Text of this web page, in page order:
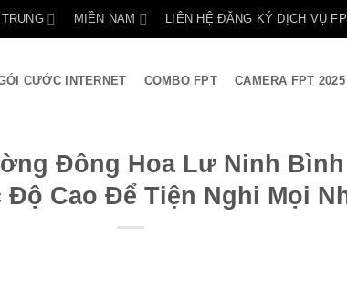
MIỀN NAM LIÊN HỆ ĐĂNG KÝ DỊCH VỤ
CƯỚC INTERNET COMBO FPT CAMERA FPT 2025
Đông Hoa Lư Ninh
Độ Cao Để Tiện Nghi Mọi